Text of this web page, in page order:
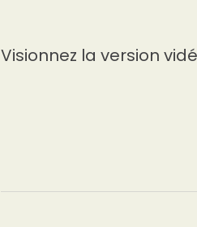
Visionnez la version